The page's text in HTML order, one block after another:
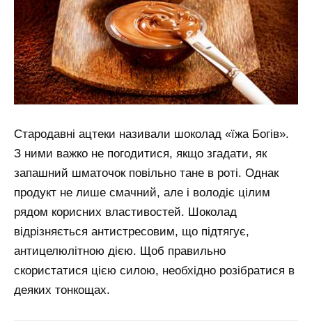
Стародавні ацтеки називали шоколад «їжа Богів».
З ними важко не погодитися, якщо згадати, як
запашний шматочок повільно тане в роті. Однак
продукт не лише смачний, але і володіє цілим
рядом корисних властивостей. Шоколад
відрізняється антистресовим, що підтягує,
антицелюлітною дією. Щоб правильно
скористатися цією силою, необхідно розібратися в
деяких тонкощах.